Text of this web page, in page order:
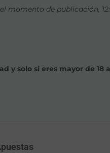
momento de publicación,
y solo si eres mayor de 18